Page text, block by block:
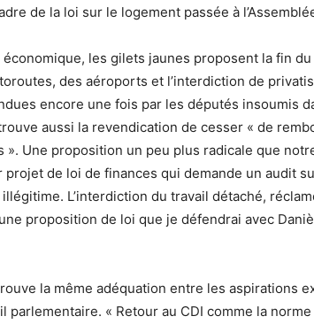
de la loi sur le logement passée à
les gilets jaunes proposent la fin du
des aéroports et l’interdiction de
encore une fois par les députés insoumis
aussi la revendication de cesser « de
Une proposition un peu plus radicale que
de loi de finances qui demande un audit
L’interdiction du travail détaché,
proposition de loi que je défendrai avec
la même adéquation entre les aspirations
parlementaire. « Retour au CDI comme la